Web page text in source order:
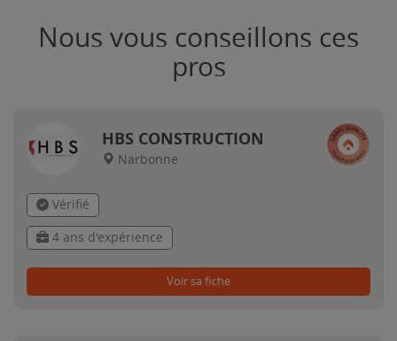
Nous vous conseillons ces
pros
HBS CONSTRUCTION
Narbonne
Vérifié
4 ans d'expérience
Voir sa fiche